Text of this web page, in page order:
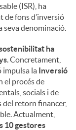
(ISR), ha
fons d’inversió
seva denominació.
ha
. Concretament,
impulsa la Inversió
el procés de
socials i de
del retorn financer,
Actualment,
10 gestores